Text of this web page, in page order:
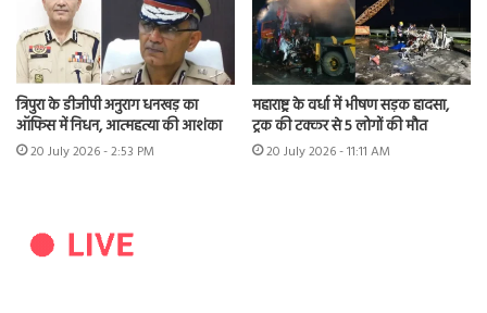
त्रिपुरा के डीजीपी अनुराग धनखड़ का
ऑफिस में निधन, आत्महत्या की आशंका
20 July 2026 - 2:53 PM
महाराष्ट्र के वर्धा में भीषण सड़क हादसा,
ट्रक की टक्कर से 5 लोगों की मौत
20 July 2026 - 11:11 AM